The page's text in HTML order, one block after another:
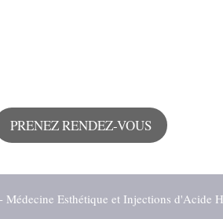
PRENEZ RENDEZ-VOUS
Esthétique et Injections d'Acide